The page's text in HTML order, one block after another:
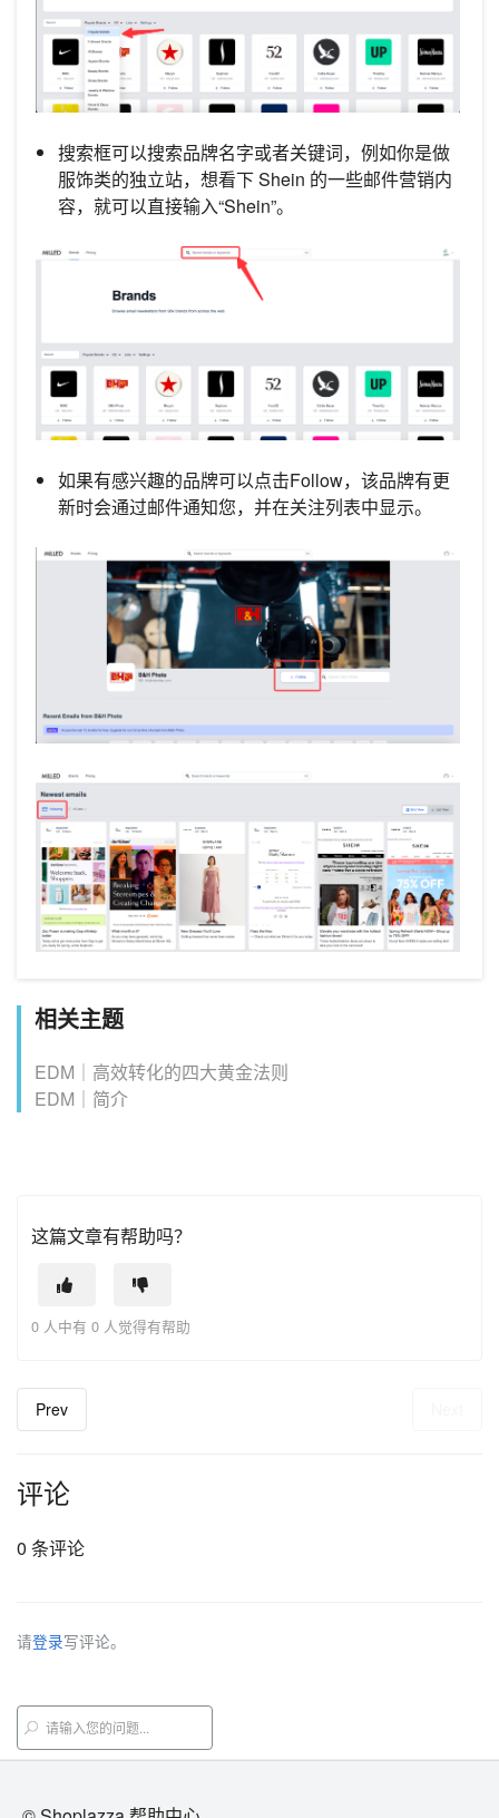
搜索框可以搜索品牌名字或者关键词，例如你是做
服饰类的独立站，想看下 Shein 的一些邮件营销内
容，就可以直接输入“Shein”。
如果有感兴趣的品牌可以点击Follow，该品牌有更
新时会通过邮件通知您，并在关注列表中显示。
相关主题
EDM｜高效转化的四大黄金法则
EDM｜简介
这篇文章有帮助吗？
0 人中有 0 人觉得有帮助
Prev
评论
0 条评论
请登录写评论。